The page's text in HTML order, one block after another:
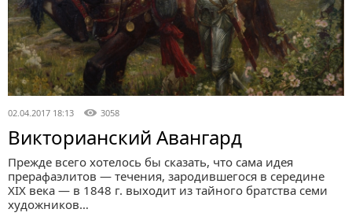
02.04.2017 18:13 3058
Викторианский Авангард
Прежде всего хотелось бы сказать, что сама идея
прерафаэлитов — течения, зародившегося в середине
XIX века — в 1848 г. выходит из тайного братства семи
художников…